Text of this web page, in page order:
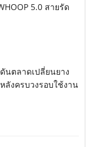
5.0 สายรัด
นตลาดเปลี่ยนยาง
ลังครบวงรอบใช้งาน